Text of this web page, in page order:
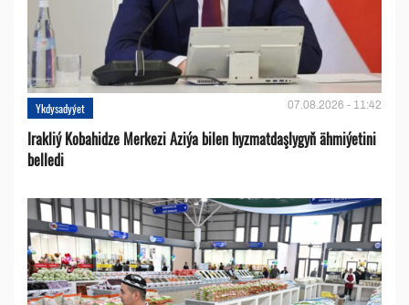
Ykdysadyýet 07.08.2026 - 11:42
Irakliý Kobahidze Merkezi Aziýa bilen hyzmatdaşlygyň ähmiýetini
belledi